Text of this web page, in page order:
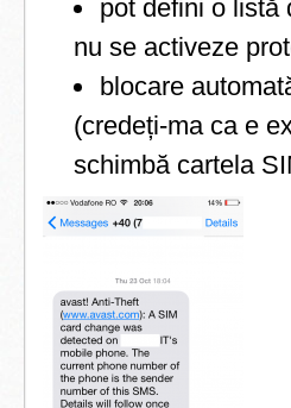
pot defini o listă
nu se activeze
blocare
(credeți-ma ca e
schimbă cartela